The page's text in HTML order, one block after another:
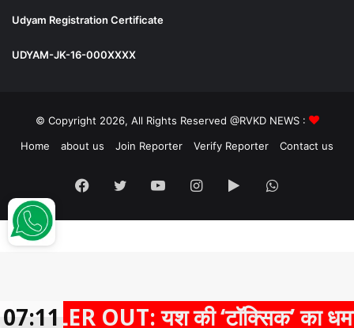
Udyam Registration Certificate
UDYAM-JK-16-000XXXX
© Copyright 2026, All Rights Reserved @RVKD NEWS :
Home
about us Join Reporter Verify Reporter Contact us
Facebook
TwitterYouTubeInstagram
Google
Play
WhatsApp
OUT: यश की ‘टॉक्सिक’ का धमाकेदार
07:11